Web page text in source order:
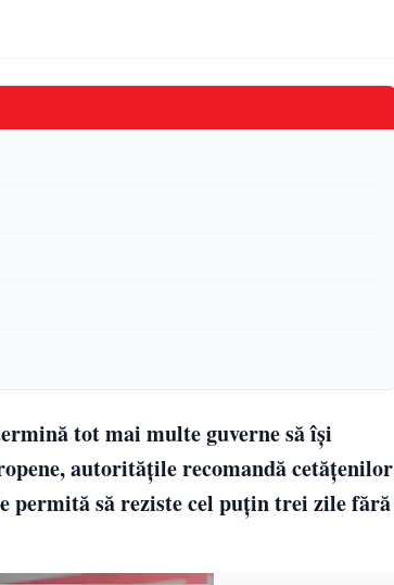
tot mai multe guverne să își
autoritățile recomandă cetățenilor
permită să reziste cel puțin trei zile fără